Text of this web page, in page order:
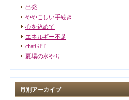
出発
ややこしい手続き
心を込めて
エネルギー不足
chatGPT
夏場の水やり
月別アーカイブ